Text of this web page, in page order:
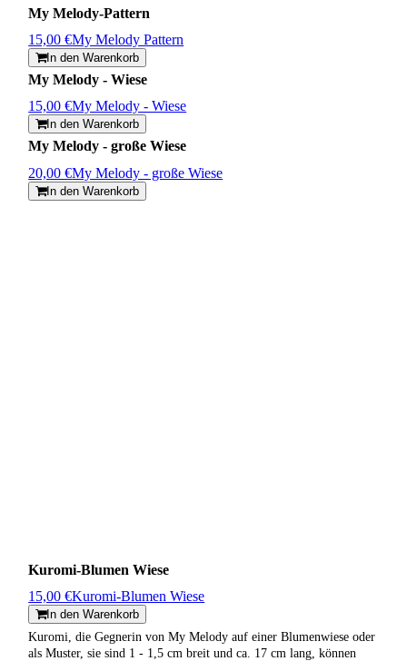
My Melody-Pattern
15,00 €My Melody Pattern
In den Warenkorb
My Melody - Wiese
15,00 €My Melody - Wiese
In den Warenkorb
My Melody - große Wiese
20,00 €My Melody - große Wiese
In den Warenkorb
Kuromi-Blumen Wiese
15,00 €Kuromi-Blumen Wiese
In den Warenkorb
Kuromi, die Gegnerin von My Melody auf einer Blumenwiese oder
als Muster, sie sind 1 - 1,5 cm breit und ca. 17 cm lang, können